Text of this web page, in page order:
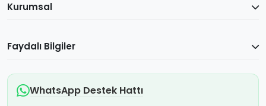
Kurumsal
Faydalı Bilgiler
WhatsApp Destek Hattı